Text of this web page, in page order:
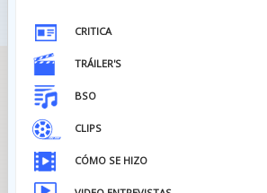
CRITICA
TRÁILER'S
BSO
CLIPS
CÓMO SE HIZO